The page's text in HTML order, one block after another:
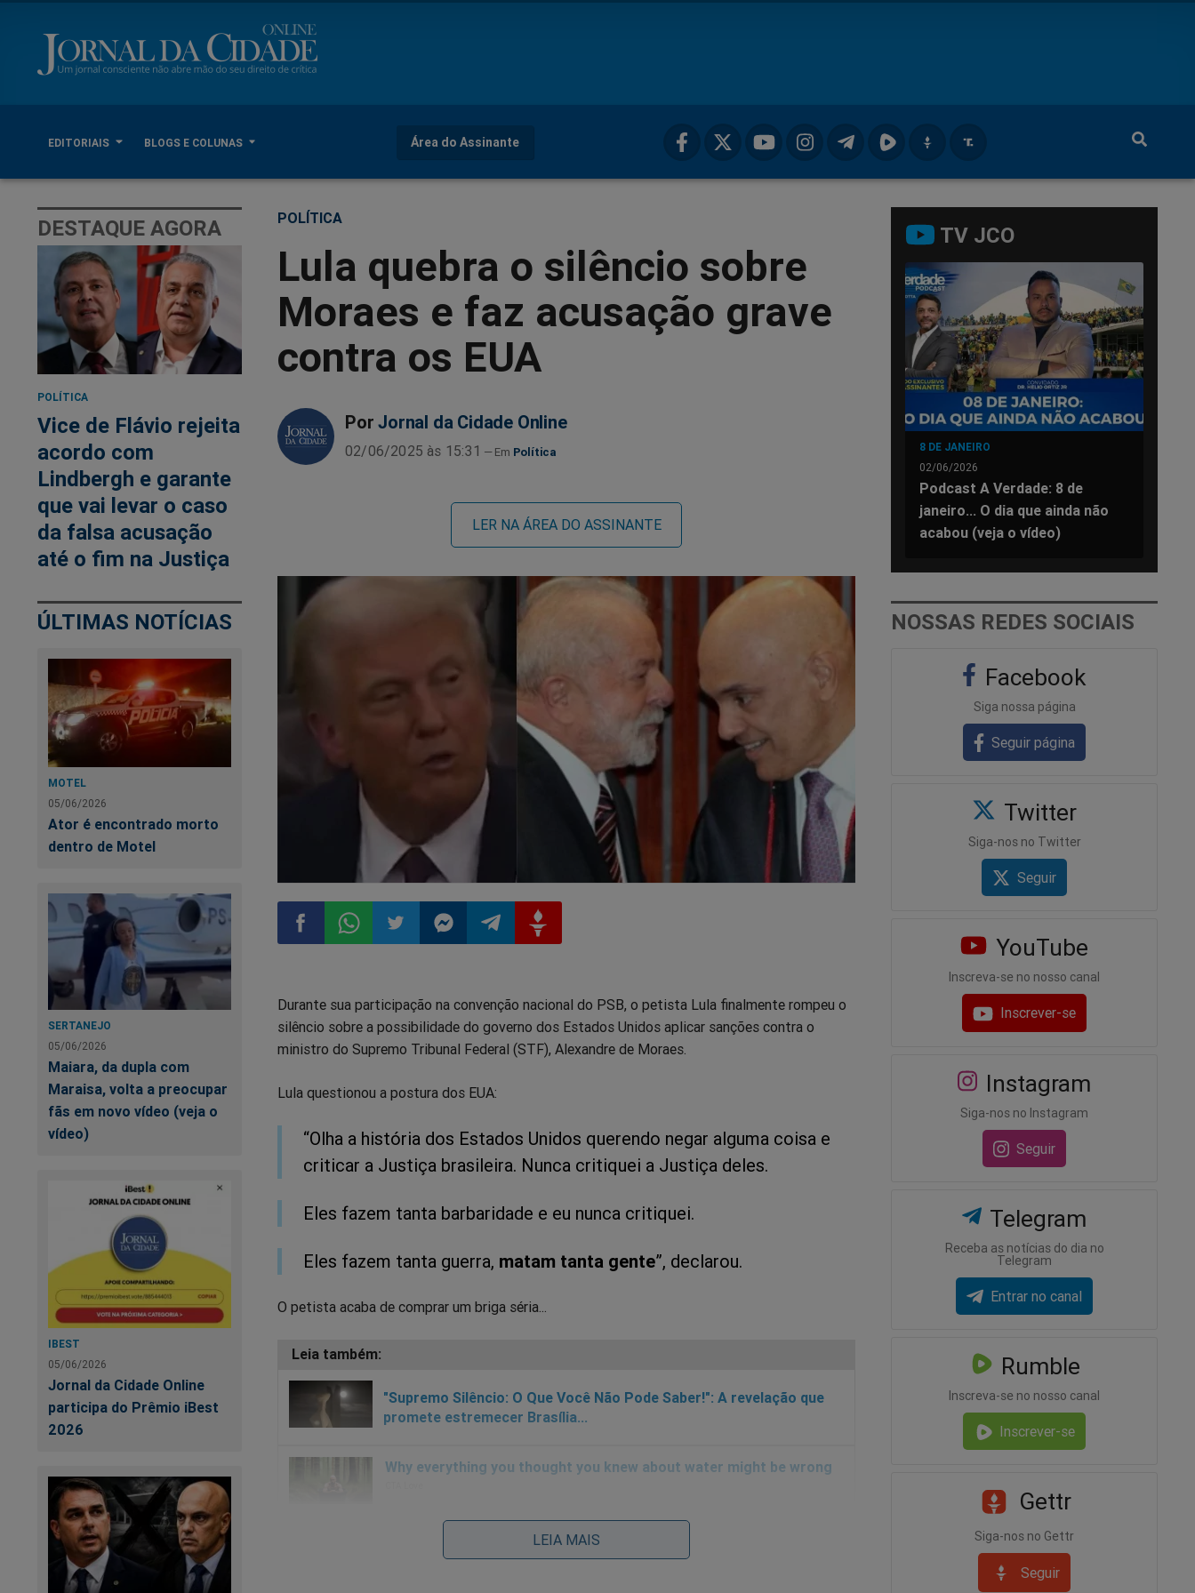
EDITORIAIS BLOGS E COLUNAS Área do Assinante
DESTAQUE AGORA
POLÍTICA
Vice de Flávio rejeita
acordo com
Lindbergh e garante
que vai levar o caso
da falsa acusação
até o fim na Justiça
ÚLTIMAS NOTÍCIAS
MOTEL
05/06/2026
Ator é encontrado morto
dentro de Motel
SERTANEJO
05/06/2026
Maiara, da dupla com
Maraisa, volta a preocupar
fãs em novo vídeo (veja o
vídeo)
IBEST
05/06/2026
Jornal da Cidade Online
participa do Prêmio iBest
2026
POLÍTICA
Lula quebra o silêncio sobre
Moraes e faz acusação grave
contra os EUA
Por Jornal da Cidade Online
02/06/2025 às 15:31 Política
LER NA ÁREA DO ASSINANTE
no
Facebook
no
Whatsapp
no
Twitter
no
Messenger
no
Telegram
no
Gettr
Durante sua participação na convenção nacional do PSB, o petista Lula finalmente rompeu o
silêncio sobre a possibilidade do governo dos Estados Unidos aplicar sanções contra o
ministro do Supremo Tribunal Federal (STF), Alexandre de Moraes.
Lula questionou a postura dos EUA:
“Olha a história dos Estados Unidos querendo negar alguma coisa e
criticar a Justiça brasileira. Nunca critiquei a Justiça deles.
Eles fazem tanta barbaridade e eu nunca critiquei.
Eles fazem tanta guerra, matam tanta gente”, declarou.
O petista acaba de comprar um briga séria...
"Supremo Silêncio: O Que Você Não Pode Saber!": A revelação que
promete estremecer Brasília...
LEIA MAIS
TV JCO
8 DE JANEIRO
02/06/2026
Podcast A Verdade: 8 de
janeiro... O dia que ainda não
acabou (veja o vídeo)
NOSSAS REDES SOCIAIS
Facebook
Siga nossa página
Seguir página
Twitter
Siga-nos no Twitter
Seguir
YouTube
Inscreva-se no nosso canal
Inscrever-se
Instagram
Siga-nos no Instagram
Seguir
Telegram
Receba as notícias do dia no
Telegram
Entrar no canal
Rumble
Inscreva-se no nosso canal
Inscrever-se
Gettr
Siga-nos no Gettr
Seguir